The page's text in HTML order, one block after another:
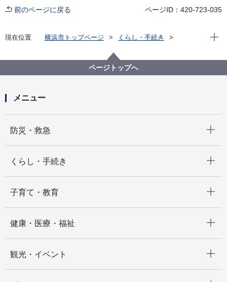
前のページに戻る ページID：420-723-035
現在位置 横浜市トップページ
くらし・手続き
バリアフリー基本構想
各地区のバリアフリー基本構想（概要版）
いずみ中央駅・立場駅周辺地区バリアフリー基本構想
現在
ページトップへ
メニュー
防災・救急
くらし・手続き
子育て・教育
健康・医療・福祉
観光・イベント